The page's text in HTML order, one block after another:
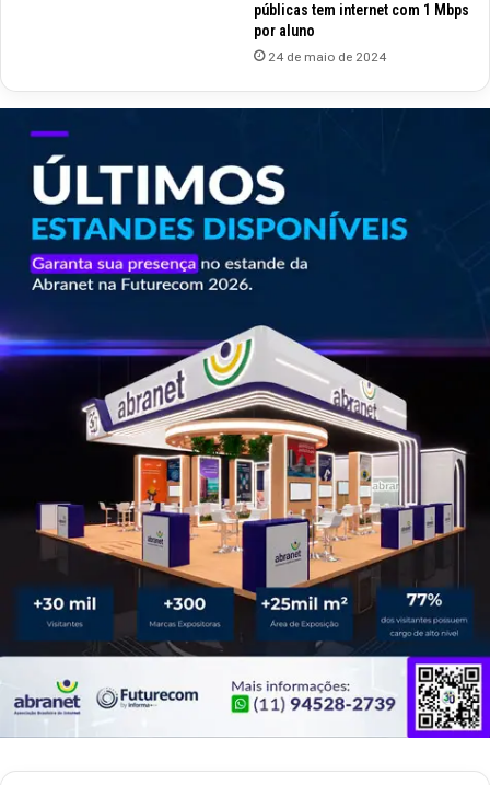
públicas tem internet com 1 Mbps
por aluno
24 de maio de 2024